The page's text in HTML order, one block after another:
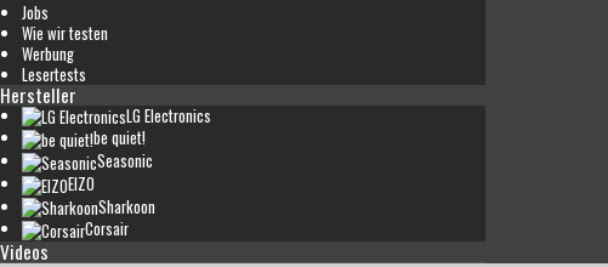
Jobs
Wie wir testen
Werbung
Lesertests
Hersteller
LG Electronics
be quiet!
Seasonic
EIZO
Sharkoon
Corsair
Videos